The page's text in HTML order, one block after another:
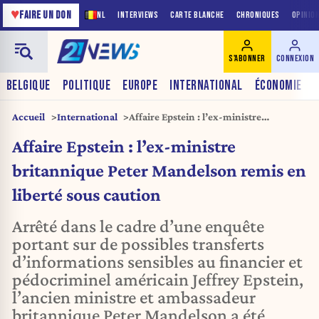
NL INTERVIEWS CARTE BLANCHE CHRONIQUES
♥FAIRE UN DON
BELGIQUE POLITIQUE EUROPE INTERNATIONAL ÉCONOMIE
S'ABONNER CONNEXION
Accueil International
Affaire Epstein : l’ex-ministre
liberté sous caution
Affaire Epstein : l’ex-ministre
britannique Peter Mandelson remis en
liberté sous caution
Arrêté dans le cadre d’une enquête
portant sur de possibles transferts
d’informations sensibles au financier et
pédocriminel américain Jeffrey Epstein,
l’ancien ministre et ambassadeur
britannique Peter Mandelson a été